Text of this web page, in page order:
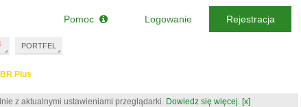
Plus
z aktualnymi ustawieniami przeglądarki. Dowiedz się więcej. [x]
PORTFEL
Pomoc Logowanie Rejestracja